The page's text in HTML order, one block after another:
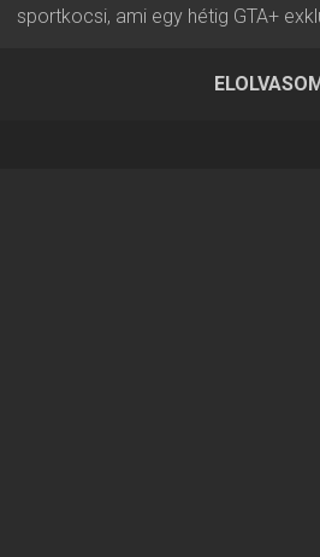
sportkocsi, ami egy hétig GTA+
2026.07.09 16:26 ▪ Forrás: